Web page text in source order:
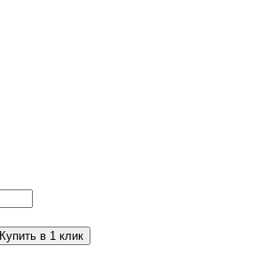
Купить в 1 клик